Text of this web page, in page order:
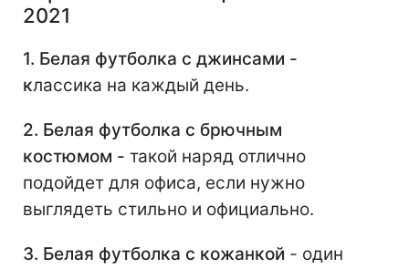
2021⠀
1. Белая футболка с джинсами -
классика на каждый день.
2. Белая футболка с брючным
костюмом - такой наряд отлично
подойдет для офиса, если нужно
выглядеть стильно и официально.
3. Белая футболка с кожанкой - один